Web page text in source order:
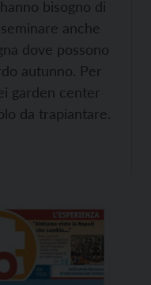
bisogno di
anche
dove possono
autunno. Per
garden center
da trapiantare.